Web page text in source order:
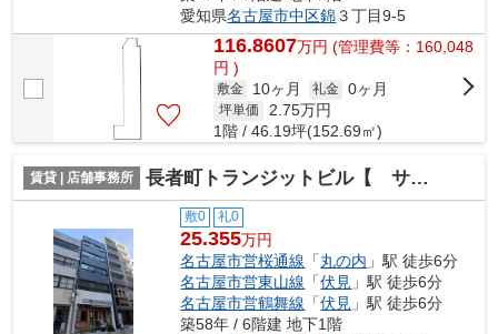
愛知県名古屋市中区錦３丁目9-5
116.8607万円 (管理費等：160,048
円 )
敷金 10ヶ月 礼金 0ヶ月
坪単価 2.75万円
1階 / 46.19坪(152.69㎡)
賃貸 | 店舗事務所 長者町トランジットビル【 サロン系おすすめ 】
敷0 礼0
25.355万円
名古屋市営桜通線 「丸の内 」駅 徒歩6分
名古屋市営東山線 「伏見 」駅 徒歩6分
名古屋市営鶴舞線 「伏見 」駅 徒歩6分
築58年 / 6階建 地下1階